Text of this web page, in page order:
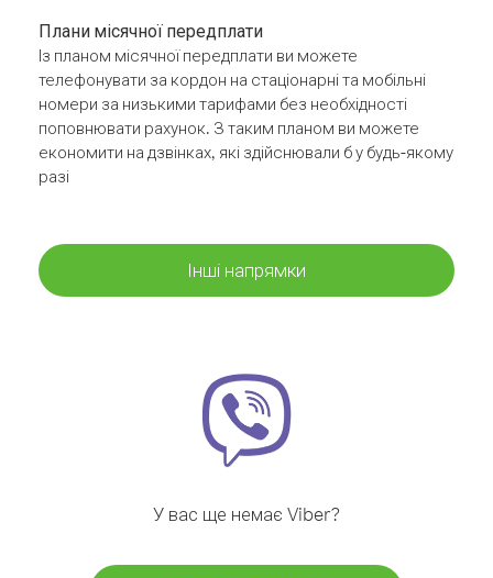
Плани місячної передплати
Із планом місячної передплати ви можете
телефонувати за кордон на стаціонарні та мобільні
номери за низькими тарифами без необхідності
поповнювати рахунок. З таким планом ви можете
економити на дзвінках, які здійснювали б у будь-якому
разі
Інші напрямки
У вас ще немає Viber?